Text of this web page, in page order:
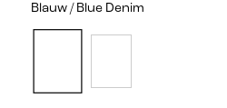
Blauw / Blue Denim